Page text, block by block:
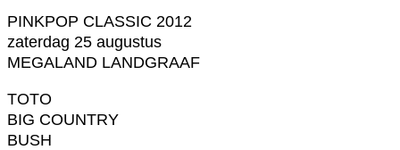
PINKPOP CLASSIC 2012
zaterdag 25 augustus
MEGALAND LANDGRAAF
TOTO
BIG COUNTRY
BUSH